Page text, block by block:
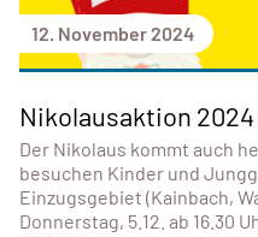
12. November 2024
Nikolausaktion 2024
Der Nikolaus kommt auch
besuchen Kinder und
Einzugsgebiet (Kainbach,
Donnerstag, 5.12. ab 16.30